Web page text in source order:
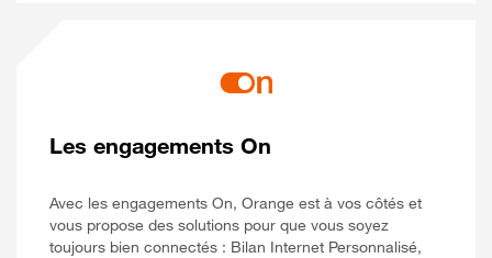
Les engagements On
Avec les engagements On, Orange est à vos côtés et
vous propose des solutions pour que vous soyez
toujours bien connectés : Bilan Internet Personnalisé,